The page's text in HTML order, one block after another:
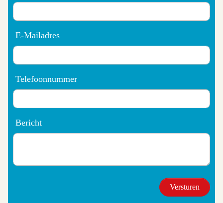
E-Mailadres
Telefoonnummer
Bericht